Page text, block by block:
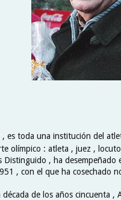
, es toda una institución del
olímpico : atleta , juez ,
Distinguido , ha
, con el que ha cosechado
de los años cincuenta